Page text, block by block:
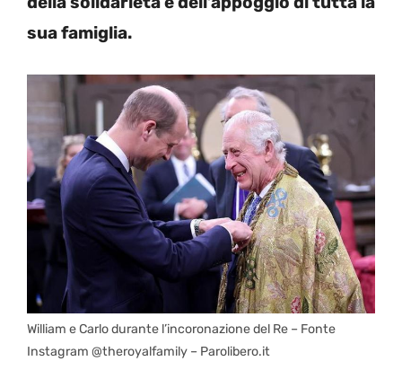
sua famiglia.
William e Carlo durante l’incoronazione del Re – Fonte
Instagram @theroyalfamily – Parolibero.it